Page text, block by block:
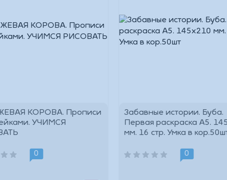
КОРОВА. Прописи
УЧИМСЯ
0
Забавные истории. Буба.
Первая раскраска А5.
мм. 16 стр. Умка в
0